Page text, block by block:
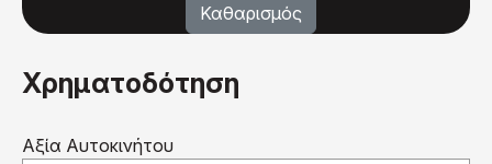
Χρηματοδότηση
Αξία Αυτοκινήτου